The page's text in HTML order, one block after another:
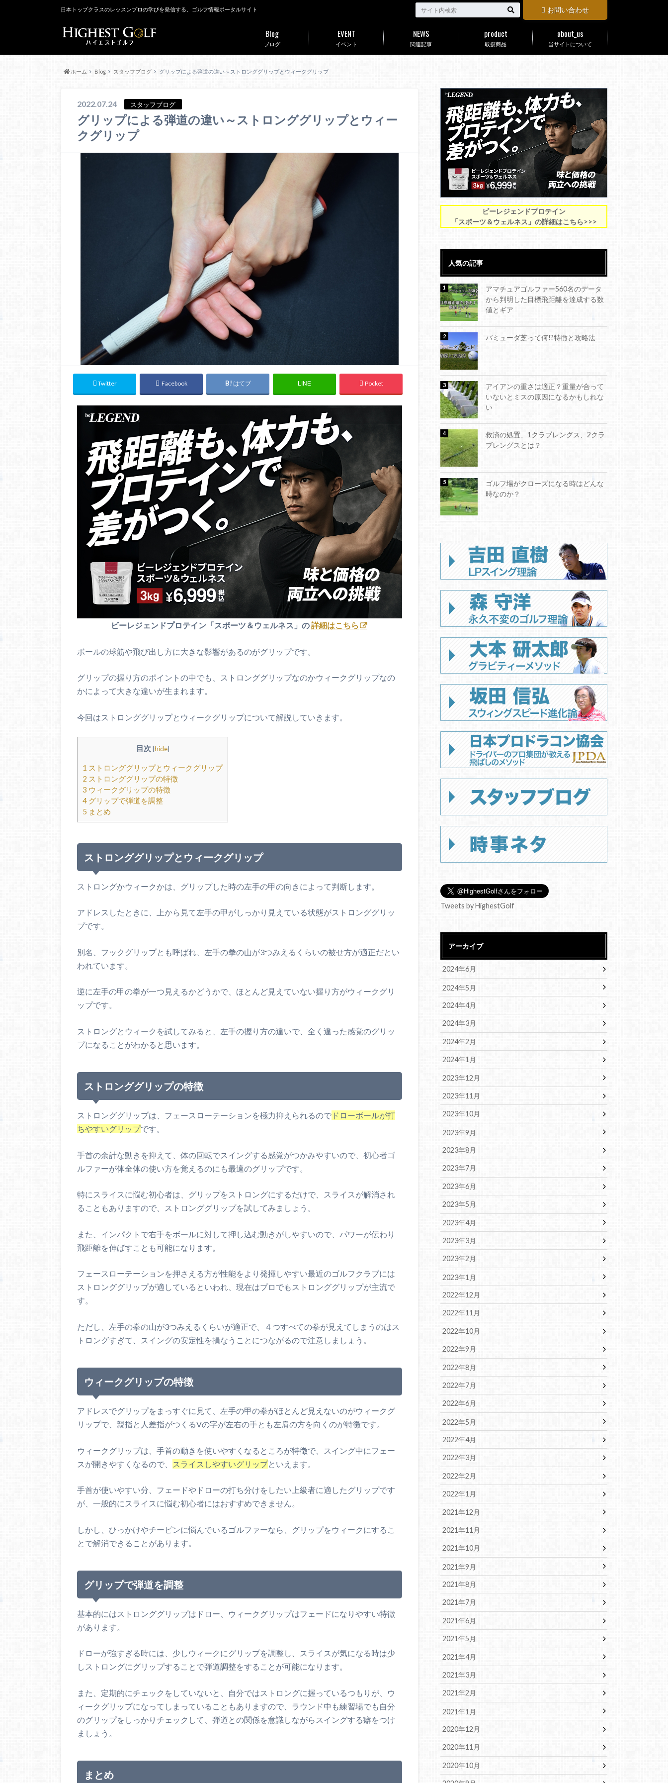
日本トップクラスのレッスンプロの学びを発信する、ゴルフ情報ポータルサイト お問い合わせ
ブログ
Blog
イベント
EVENT
関連記事
NEWS
取扱商品
product
当サイトについて
about_us
ホーム Blog スタッフブログ グリップによる弾道の違い～ストロンググリップとウィークグリップ
2022.07.24 スタッフブログ
グリップによる弾道の違い～ストロンググリップとウィー
クグリップ
Twitter Facebook はてブ LINE Pocket
ビーレジェンドプロテイン「スポーツ＆ウェルネス」の詳細はこちら
ボールの球筋や飛び出し方に大きな影響があるのがグリップです。
グリップの握り方のポイントの中でも、ストロンググリップなのかウィークグリップなの
かによって大きな違いが生まれます。
今回はストロンググリップとウィークグリップについて解説していきます。
目次 [hide]
1 ストロンググリップとウィークグリップ
2 ストロンググリップの特徴
3 ウィークグリップの特徴
4 グリップで弾道を調整
5 まとめ
ストロンググリップとウィークグリップ
ストロングかウィークかは、グリップした時の左手の甲の向きによって判断します。
アドレスしたときに、上から見て左手の甲がしっかり見えている状態がストロンググリッ
プです。
別名、フックグリップとも呼ばれ、左手の拳の山が3つみえるくらいの被せ方が適正だとい
われています。
逆に左手の甲の拳が一つ見えるかどうかで、ほとんど見えていない握り方がウィークグリ
ップです。
ストロングとウィークを試してみると、左手の握り方の違いで、全く違った感覚のグリッ
プになることがわかると思います。
ストロンググリップの特徴
ストロンググリップは、フェースローテーションを極力抑えられるので ドローボールが打
ちやすいグリップです。
手首の余計な動きを抑えて、体の回転でスイングする感覚がつかみやすいので、初心者ゴ
ルファーが体全体の使い方を覚えるのにも最適のグリップです。
特にスライスに悩む初心者は、グリップをストロングにするだけで、スライスが解消され
ることもありますので、ストロンググリップを試してみましょう。
また、インパクトで右手をボールに対して押し込む動きがしやすいので、パワーが伝わり
飛距離を伸ばすことも可能になります。
フェースローテーションを押さえる方が性能をより発揮しやすい最近のゴルフクラブには
ストロンググリップが適しているといわれ、現在はプロでもストロンググリップが主流で
す。
ただし、左手の拳の山が3つみえるくらいが適正で、４つすべての拳が見えてしまうのはス
トロングすぎて、スイングの安定性を損なうことにつながるので注意しましょう。
ウィークグリップの特徴
アドレスでグリップをまっすぐに見て、左手の甲の拳がほとんど見えないのがウィークグ
リップで、親指と人差指がつくるVの字が左右の手とも左肩の方を向くのが特徴です。
ウィークグリップは、手首の動きを使いやすくなるところが特徴で、スイング中にフェー
スが開きやすくなるので、
スライスしやすいグリップといえます。
手首が使いやすい分、フェードやドローの打ち分けをしたい上級者に適したグリップです
が、一般的にスライスに悩む初心者にはおすすめできません。
しかし、ひっかけやチーピンに悩んでいるゴルファーなら、グリップをウィークにするこ
とで解消できることがあります。
グリップで弾道を調整
基本的にはストロンググリップはドロー、ウィークグリップはフェードになりやすい特徴
があります。
ドローが強すぎる時には、少しウィークにグリップを調整し、スライスが気になる時は少
しストロングにグリップすることで弾道調整をすることが可能になります。
また、定期的にチェックをしていないと、自分ではストロングに握っているつもりが、ウ
ィークグリップになってしまっていることもありますので、ラウンド中も練習場でも自分
のグリップをしっかりチェックして、弾道との関係を意識しながらスイングする癖をつけ
ましょう。
まとめ
ビーレジェンドプロテイン
「スポーツ＆ウェルネス」の詳細はこちら>>>
人気の記事
アマチュアゴルファー560名のデータ
から判明した目標飛距離を達成する数
値とギア
バミューダ芝って何!?特徴と攻略法
アイアンの重さは適正？重量が合って
いないとミスの原因になるかもしれな
い
救済の処置、1クラブレングス、2クラ
ブレングスとは？
ゴルフ場がクローズになる時はどんな
時なのか？
Tweets by HighestGolf
アーカイブ
2024年6月
2024年5月
2024年4月
2024年3月
2024年2月
2024年1月
2023年12月
2023年11月
2023年10月
2023年9月
2023年8月
2023年7月
2023年6月
2023年5月
2023年4月
2023年3月
2023年2月
2023年1月
2022年12月
2022年11月
2022年10月
2022年9月
2022年8月
2022年7月
2022年6月
2022年5月
2022年4月
2022年3月
2022年2月
2022年1月
2021年12月
2021年11月
2021年10月
2021年9月
2021年8月
2021年7月
2021年6月
2021年5月
2021年4月
2021年3月
2021年2月
2021年1月
2020年12月
2020年11月
2020年10月